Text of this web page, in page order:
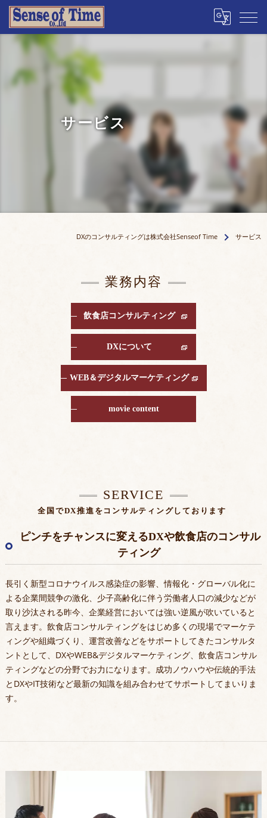
サービス
DXのコンサルティングは株式会社Senseof Time サービス
業務内容
飲食店コンサルティング
DXについて
WEB＆デジタルマーケティング
movie content
全国でDX推進をコンサルティングしております
SERVICE
ピンチをチャンスに変えるDXや飲食店のコンサル
ティング
長引く新型コロナウイルス感染症の影響、情報化・グローバル化に
よる企業間競争の激化、少子高齢化に伴う労働者人口の減少などが
取り沙汰される昨今、企業経営においては強い逆風が吹いていると
言えます。飲食店コンサルティングをはじめ多くの現場でマーケテ
ィングや組織づくり、運営改善などをサポートしてきたコンサルタ
ントとして、DXやWEB&デジタルマーケティング、飲食店コンサル
ティングなどの分野でお力になります。成功ノウハウや伝統的手法
とDXやIT技術など最新の知識を組み合わせてサポートしてまいりま
す。